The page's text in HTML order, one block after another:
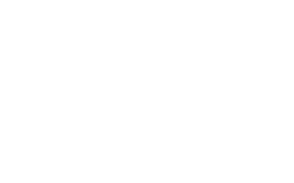
son lo suficientemente estables como para colocarse en un
productos con asas u otras características identificables. El
que ofrece la etiquetadora de envoltura VKPAK.
de la etiqueta. Este método aumenta drásticamente la
colocar etiquetas en productos que pueden no ser un cilindro
al producto durante la rotación para envolver la etiqueta
La desventaja podría ser problemas de precisión en la